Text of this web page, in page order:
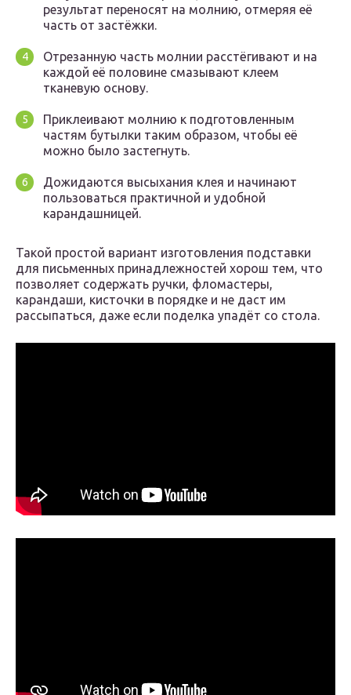
результат переносят на молнию, отмеряя её
часть от застёжки.
Отрезанную часть молнии расстёгивают и на
каждой её половине смазывают клеем
тканевую основу.
Приклеивают молнию к подготовленным
частям бутылки таким образом, чтобы её
можно было застегнуть.
Дожидаются высыхания клея и начинают
пользоваться практичной и удобной
карандашницей.
Такой простой вариант изготовления подставки
для письменных принадлежностей хорош тем, что
позволяет содержать ручки, фломастеры,
карандаши, кисточки в порядке и не даст им
рассыпаться, даже если поделка упадёт со стола.